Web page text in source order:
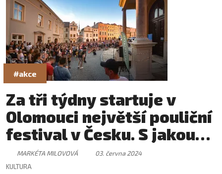
#akce
Za tři týdny startuje v
Olomouci největší pouliční
festival v Česku. S jakou
novinkou letos přichází?
MARKÉTA MILOVOVÁ
03. června 2024
KULTURA